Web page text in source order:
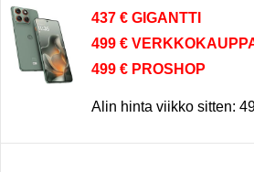
437 € GIGANTTI
499 €
499 € PROSHOP
Alin hinta viikko sitten: